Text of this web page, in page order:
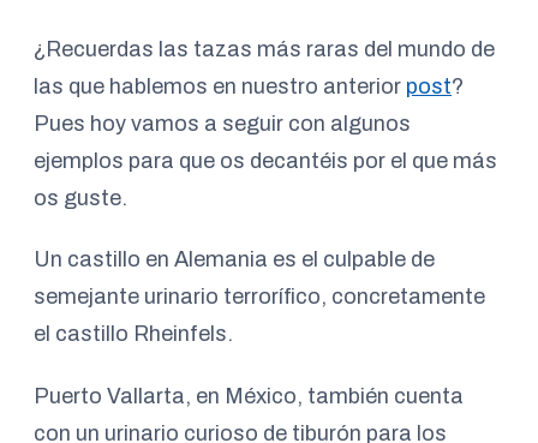
¿Recuerdas las tazas más raras del mundo de
las que hablemos en nuestro anterior post?
Pues hoy vamos a seguir con algunos
ejemplos para que os decantéis por el que más
os guste.
Un castillo en Alemania es el culpable de
semejante urinario terrorífico, concretamente
el castillo Rheinfels.
Puerto Vallarta, en México, también cuenta
con un urinario curioso de tiburón para los